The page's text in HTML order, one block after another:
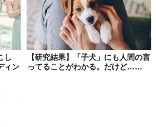
。
持たず生まれてきたグレートデー
リーダー”の元から救出されまし
しまい、この子も『そう長くは
い。たとえ生き延びたとしても、
が聞こえない障害が出るかもしれ
し
ィン
【研究結果】「子犬」にも人間の言
ってることがわかる。だけど……